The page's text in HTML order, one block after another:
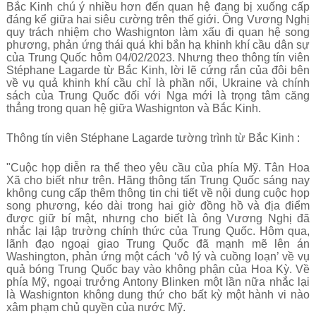
Bắc Kinh chú ý nhiều hơn đến quan hệ đang bị xuống cấp
đáng kể giữa hai siêu cường trên thế giới. Ông Vương Nghị
quy trách nhiệm cho Washignton làm xấu đi quan hệ song
phương, phản ứng thái quá khi bắn hạ khinh khí cầu dân sự
của Trung Quốc hôm 04/02/2023. Nhưng theo thông tín viên
Stéphane Lagarde từ Bắc Kinh, lời lẽ cứng rắn của đôi bên
về vụ quả khinh khí cầu chỉ là phần nổi, Ukraine và chính
sách của Trung Quốc đối với Nga mới là trọng tâm căng
thẳng trong quan hệ giữa Washignton và Bắc Kinh.
Thông tín viên Stéphane Lagarde tường trình từ Bắc Kinh :
"Cuộc họp diễn ra thể theo yêu cầu của phía Mỹ.Tân Hoa
Xã cho biết như trên. Hãng thông tấn Trung Quốc sáng nay
không cung cấp thêm thông tin chi tiết về nội dung cuộc họp
song phương, kéo dài trong hai giờ đồng hồ và địa điểm
được giữ bí mật, nhưng cho biết là ông Vương Nghị đã
nhắc lại lập trường chính thức của Trung Quốc. Hôm qua,
lãnh đạo ngoại giao Trung Quốc đã mạnh mẽ lên án
Washington, phản ứng một cách ‘vô lý và cuồng loạn’ về vụ
quả bóng Trung Quốc bay vào không phận của Hoa Kỳ. Về
phía Mỹ, ngoại trưởng Antony Blinken một lần nữa nhắc lại
là Washignton không dung thứ cho bất kỳ một hành vi nào
xâm phạm chủ quyền của nước Mỹ.